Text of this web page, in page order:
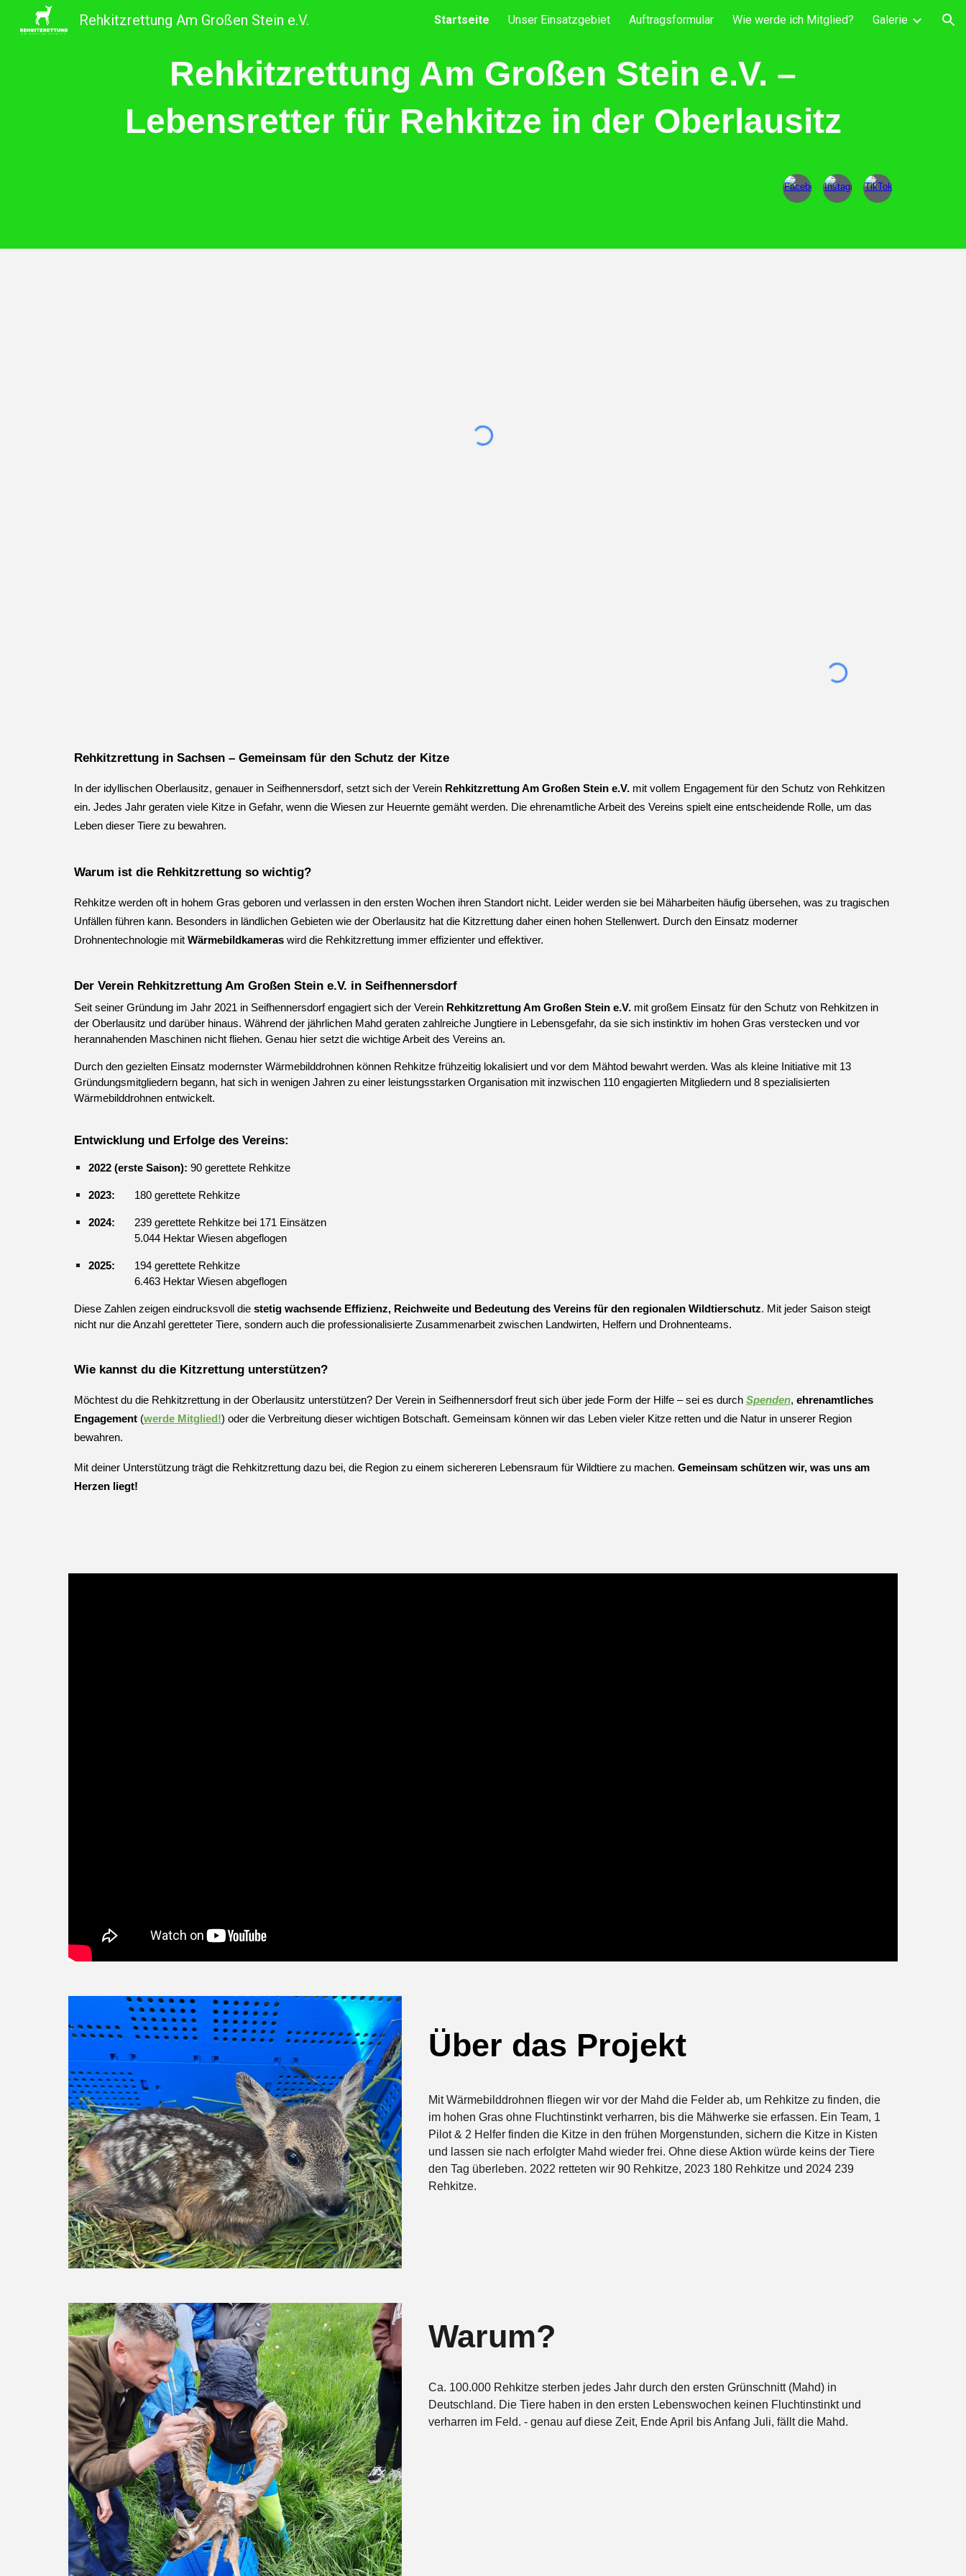
Skip to navigation
Rehkitzrettung Am Großen Stein e.V. Startseite Unser Einsatzgebiet Auftragsformular Wie werde ich Mitglied? Galerie
Rehkitzrettung Am Großen Stein e.V. –
Lebensretter für Rehkitze in der Oberlausitz
Rehkitzrettung in Sachsen – Gemeinsam für den Schutz der Kitze
In der idyllischen Oberlausitz, genauer in Seifhennersdorf, setzt sich der Verein Rehkitzrettung Am Großen Stein e.V.mit vollem Engagement für den Schutz von Rehkitzen
ein. Jedes Jahr geraten viele Kitze in Gefahr, wenn die Wiesen zur Heuernte gemäht werden. Die ehrenamtliche Arbeit des Vereins spielt eine entscheidende Rolle, um das
Leben dieser Tiere zu bewahren.
Warum ist die Rehkitzrettung so wichtig?
Rehkitze werden oft in hohem Gras geboren und verlassen in den ersten Wochen ihren Standort nicht. Leider werden sie bei Mäharbeiten häufig übersehen, was zu tragischen
Unfällen führen kann. Besonders in ländlichen Gebieten wie der Oberlausitz hat die Kitzrettung daher einen hohen Stellenwert. Durch den Einsatz moderner
Drohnentechnologie mit Wärmebildkameraswird die Rehkitzrettung immer effizienter und effektiver.
Der Verein Rehkitzrettung Am Großen Stein e.V. in Seifhennersdorf
Seit seiner Gründung im Jahr 2021 in Seifhennersdorf engagiert sich der Verein Rehkitzrettung Am Großen Stein e.V.mit großem Einsatz für den Schutz von Rehkitzen in
der Oberlausitz und darüber hinaus. Während der jährlichen Mahd geraten zahlreiche Jungtiere in Lebensgefahr, da sie sich instinktiv im hohen Gras verstecken und vor
herannahenden Maschinen nicht fliehen. Genau hier setzt die wichtige Arbeit des Vereins an.
Durch den gezielten Einsatz modernster Wärmebilddrohnen können Rehkitze frühzeitig lokalisiert und vor dem Mähtod bewahrt werden. Was als kleine Initiative mit 13
Gründungsmitgliedern begann, hat sich in wenigen Jahren zu einer leistungsstarken Organisation mit inzwischen 110 engagierten Mitgliedern und 8 spezialisierten
Wärmebilddrohnen entwickelt.
Entwicklung und Erfolge des Vereins:
2022 (erste Saison): 90 gerettete Rehkitze
2023: 180 gerettete Rehkitze
2024:
239 gerettete Rehkitze bei 171 Einsätzen
5.044 Hektar Wiesen abgeflogen
2025:
194 gerettete Rehkitze
6.463 Hektar Wiesen abgeflogen
Diese Zahlen zeigen eindrucksvoll die stetig wachsende Effizienz, Reichweite und Bedeutung des Vereins für den regionalen Wildtierschutz. Mit jeder Saison steigt
nicht nur die Anzahl geretteter Tiere, sondern auch die professionalisierte Zusammenarbeit zwischen Landwirten, Helfern und Drohnenteams.
Wie kannst du die Kitzrettung unterstützen?
Möchtest du die Rehkitzrettung in der Oberlausitz unterstützen? Der Verein in Seifhennersdorf freut sich über jede Form der Hilfe – sei es durch Spenden, ehrenamtliches
Engagement(werde Mitglied!) oder die Verbreitung dieser wichtigen Botschaft. Gemeinsam können wir das Leben vieler Kitze retten und die Natur in unserer Region
bewahren.
Mit deiner Unterstützung trägt die Rehkitzrettung dazu bei, die Region zu einem sichereren Lebensraum für Wildtiere zu machen. Gemeinsam schützen wir, was uns am
Herzen liegt!
Über das Projekt
Mit Wärmebilddrohnen fliegen wir vor der Mahd die Felder ab, um Rehkitze zu finden, die
im hohen Gras ohne Fluchtinstinkt verharren, bis die Mähwerke sie erfassen. Ein Team, 1
Pilot & 2 Helfer finden die Kitze in den frühen Morgenstunden, sichern die Kitze in Kisten
und lassen sie nach erfolgter Mahd wieder frei. Ohne diese Aktion würde keins der Tiere
den Tag überleben. 2022 retteten wir 90 Rehkitze, 2023 180 Rehkitze und 2024 239
Rehkitze.
Warum?
Ca. 100.000 Rehkitze sterben jedes Jahr durch den ersten Grünschnitt (Mahd) in
Deutschland. Die Tiere haben in den ersten Lebenswochen keinen Fluchtinstinkt und
verharren im Feld. - genau auf diese Zeit, Ende April bis Anfang Juli, fällt die Mahd.